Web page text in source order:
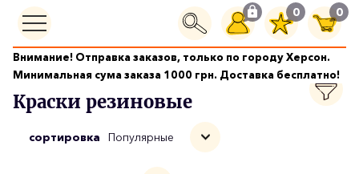
0 0
Внимание! Отправка заказов, только по городу Херсон.
Минимальная сума заказа 1000 грн. Доставка бесплатно!
Лакокрасочные Краски резиновые
Краски резиновые
сортировка Популярные